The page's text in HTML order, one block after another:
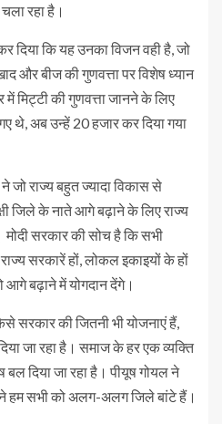
रहा है।
दिया कि यह उनका विजन वही है, जो
और बीज की गुणवत्ता पर विशेष ध्यान
में मिट्टी की गुणवत्ता जानने के लिए
थे, अब उन्हें 20 हजार कर दिया गया
जो राज्य बहुत ज्यादा विकास से
जिले के नाते आगे बढ़ाने के लिए राज्य
मोदी सरकार की सोच है कि सभी
सरकारें हों, लोकल इकाइयों के हों
आगे बढ़ाने में योगदान देंगे।
सरकार की जितनी भी योजनाएं हैं,
जा रहा है। समाज के हर एक व्यक्ति
दिया जा रहा है। पीयूष गोयल ने
ने हम सभी को अलग-अलग जिले बांटे हैं।